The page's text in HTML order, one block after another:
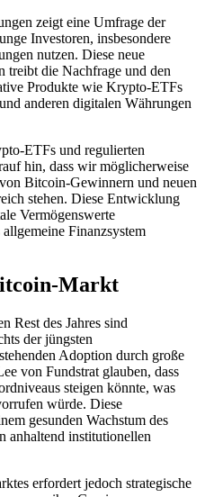
zeigt eine Umfrage der
Investoren, insbesondere
nutzen. Diese neue
treibt die Nachfrage und den
Produkte wie Krypto-ETFs
anderen digitalen Währungen
ETFs und regulierten
hin, dass wir möglicherweise
Bitcoin-Gewinnern und neuen
stehen. Diese Entwicklung
Vermögenswerte
Finanzsystem
Markt
Rest des Jahres sind
der jüngsten
Adoption durch große
von Fundstrat glauben, dass
steigen könnte, was
würde. Diese
gesunden Wachstum des
anhaltend institutionellen
erfordert jedoch strategische